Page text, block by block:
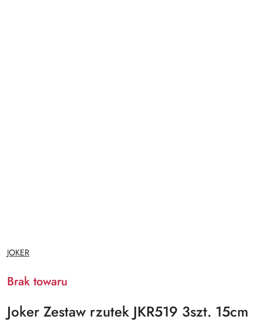
NAZWA
PRODUCENTA:
JOKER
Brak towaru
Joker Zestaw rzutek JKR519 3szt. 15cm